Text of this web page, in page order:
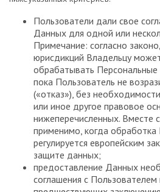
Пользователи дали свое
Данных для одной или
Примечание: согласно
юрисдикций Владельцу
обрабатывать
пока Пользователь не
(«отказ»), без
или иное другое правовое
нижеперечисленных. Вместе
применимо, когда
регулируется европейским
защите данных;
предоставление Данных
соглашения с